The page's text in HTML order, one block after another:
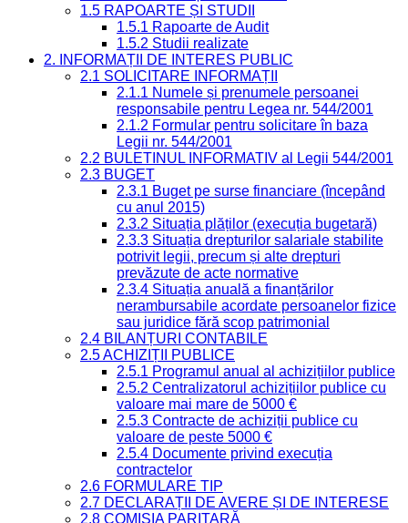
1.5 RAPOARTE ȘI STUDII
1.5.1 Rapoarte de Audit
1.5.2 Studii realizate
2. INFORMAȚII DE INTERES PUBLIC
2.1 SOLICITARE INFORMAȚII
2.1.1 Numele și prenumele persoanei
responsabile pentru Legea nr. 544/2001
2.1.2 Formular pentru solicitare în baza
Legii nr. 544/2001
2.2 BULETINUL INFORMATIV al Legii 544/2001
2.3 BUGET
2.3.1 Buget pe surse financiare (începând
cu anul 2015)
2.3.2 Situația plăților (execuția bugetară)
2.3.3 Situația drepturilor salariale stabilite
potrivit legii, precum și alte drepturi
prevăzute de acte normative
2.3.4 Situația anuală a finanțărilor
nerambursabile acordate persoanelor fizice
sau juridice fără scop patrimonial
2.4 BILANȚURI CONTABILE
2.5 ACHIZIȚII PUBLICE
2.5.1 Programul anual al achizițiilor publice
2.5.2 Centralizatorul achizițiilor publice cu
valoare mai mare de 5000 €
2.5.3 Contracte de achiziții publice cu
valoare de peste 5000 €
2.5.4 Documente privind execuția
contractelor
2.6 FORMULARE TIP
2.7 DECLARAȚII DE AVERE ȘI DE INTERESE
2.8 COMISIA PARITARĂ